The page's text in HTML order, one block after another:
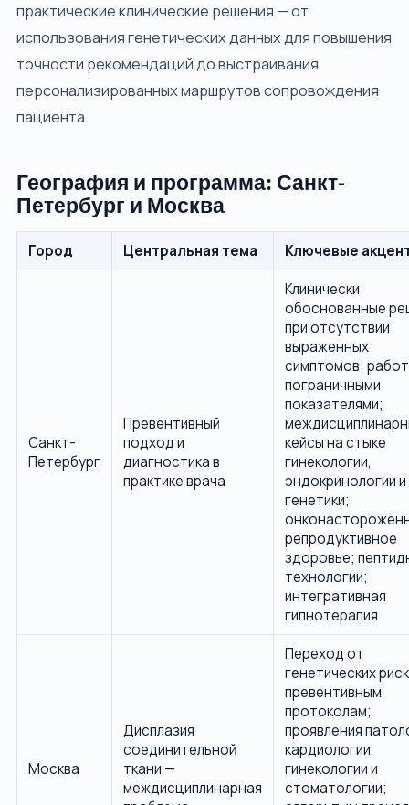
практические клинические решения — от
использования генетических данных для повышения
точности рекомендаций до выстраивания
персонализированных маршрутов сопровождения
пациента.
География и программа: Санкт-
Петербург и Москва
Город Центральная тема Ключевые
Санкт-
Петербург
Превентивный
подход и
диагностика в
практике врача
Клинически
обоснованные
при отсутствии
выраженных
симптомов;
пограничными
показателями;
кейсы на стыке
гинекологии,
эндокринологии и
генетики;
репродуктивное
здоровье;
технологии;
интегративная
гипнотерапия
Москва
Дисплазия
соединительной
ткани —
междисциплинарная
Переход от
генетических
превентивным
протоколам;
проявления
кардиологии,
гинекологии и
стоматологии;